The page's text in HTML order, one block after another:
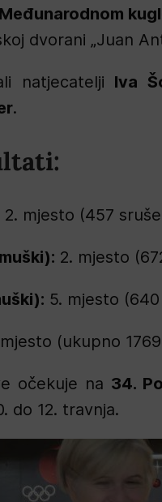
dvorani „Juan
natjecatelji Iva
.
2. mjesto (457
2. mjesto
5. mjesto
(ukupno
očekuje na 34.
do 12. travnja.